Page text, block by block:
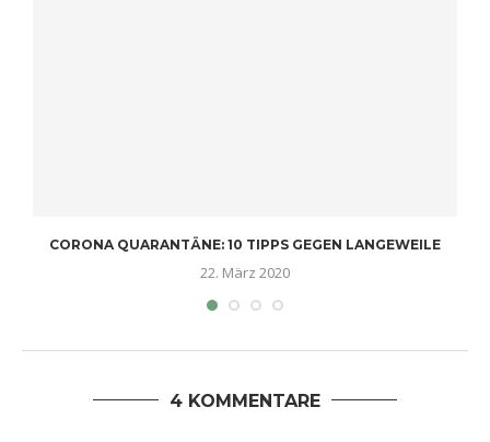
CORONA QUARANTÄNE: 10 TIPPS GEGEN LANGEWEILE
22. März 2020
4 KOMMENTARE